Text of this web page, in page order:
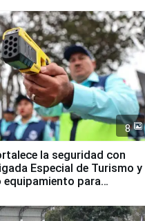
8
la seguridad con
Especial de Turismo y
equipamiento para